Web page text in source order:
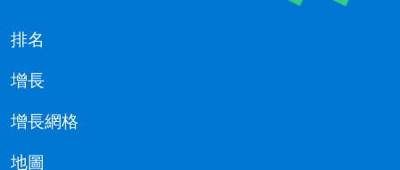
排名
增長
增長網格
地圖